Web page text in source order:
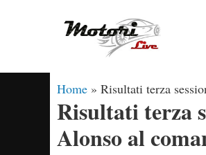
Home » Risultati terza
Risultati terza
Alonso al